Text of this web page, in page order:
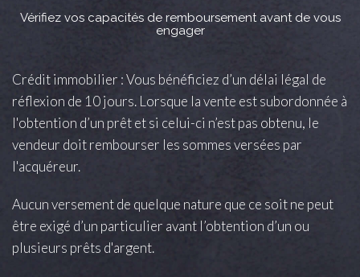
Vérifiez vos capacités de remboursement avant de vous
engager
Crédit immobilier : Vous bénéficiez d’un délai légal de
réflexion de 10 jours. Lorsque la vente est subordonnée à
l'obtention d’un prêt et si celui-ci n’est pas obtenu, le
vendeur doit rembourser les sommes versées par
l'acquéreur.
Aucun versement de quelque nature que ce soit ne peut
être exigé d’un particulier avant l’obtention d’un ou
plusieurs prêts d'argent.